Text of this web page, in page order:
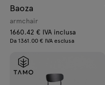
Baoza
armchair
1660.42 € IVA inclusa
Da 1361.00 € IVA esclusa